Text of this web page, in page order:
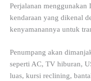
Perjalanan
kendaraan yang dikenal
kenyamanannya untuk
Penumpang akan
seperti AC, TV hiburan,
luas, kursi reclining,